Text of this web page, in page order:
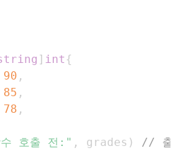
] int {
90 ,
85 ,
78 ,
호출 전:" , grades ) // 출